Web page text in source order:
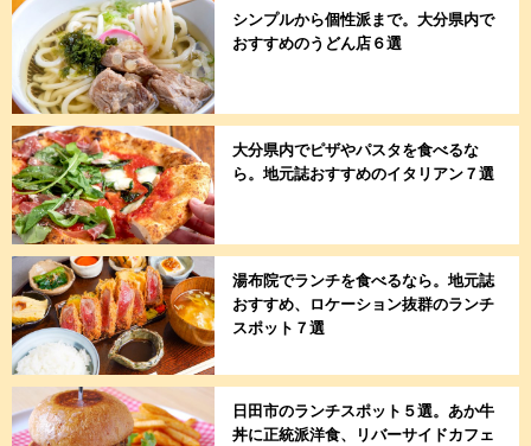
シンプルから個性派まで。大分県内で
おすすめのうどん店６選
大分県内でピザやパスタを食べるな
ら。地元誌おすすめのイタリアン７選
湯布院でランチを食べるなら。地元誌
おすすめ、ロケーション抜群のランチ
スポット７選
日田市のランチスポット５選。あか牛
丼に正統派洋食、リバーサイドカフェ